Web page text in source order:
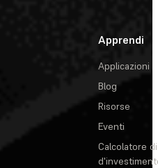
Apprendi
Applicazioni
Blog
Risorse
Eventi
Calcolatore